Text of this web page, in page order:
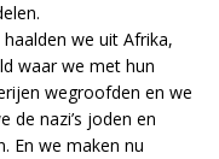
we uit Afrika,
waar we met hun
wegroofden en we
de nazi’s joden en
En we maken nu